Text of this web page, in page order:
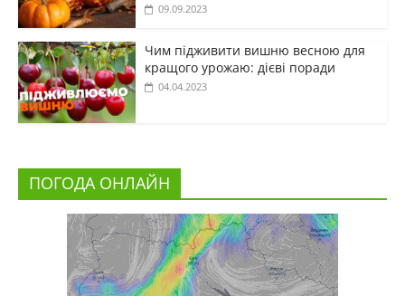
09.09.2023
Чим підживити вишню весною для
кращого урожаю: дієві поради
04.04.2023
ПОГОДА ОНЛАЙН